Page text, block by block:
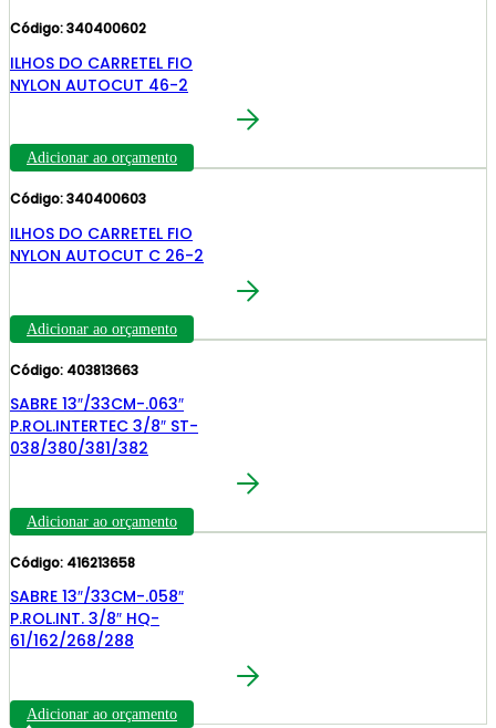
Código: 340400602
ILHOS DO CARRETEL FIO
NYLON AUTOCUT 46-2
Adicionar ao orçamento
Código: 340400603
ILHOS DO CARRETEL FIO
NYLON AUTOCUT C 26-2
Adicionar ao orçamento
Código: 403813663
SABRE 13″/33CM-.063″
P.ROL.INTERTEC 3/8″ ST-
038/380/381/382
Adicionar ao orçamento
Código: 416213658
SABRE 13″/33CM-.058″
P.ROL.INT. 3/8″ HQ-
61/162/268/288
Adicionar ao orçamento